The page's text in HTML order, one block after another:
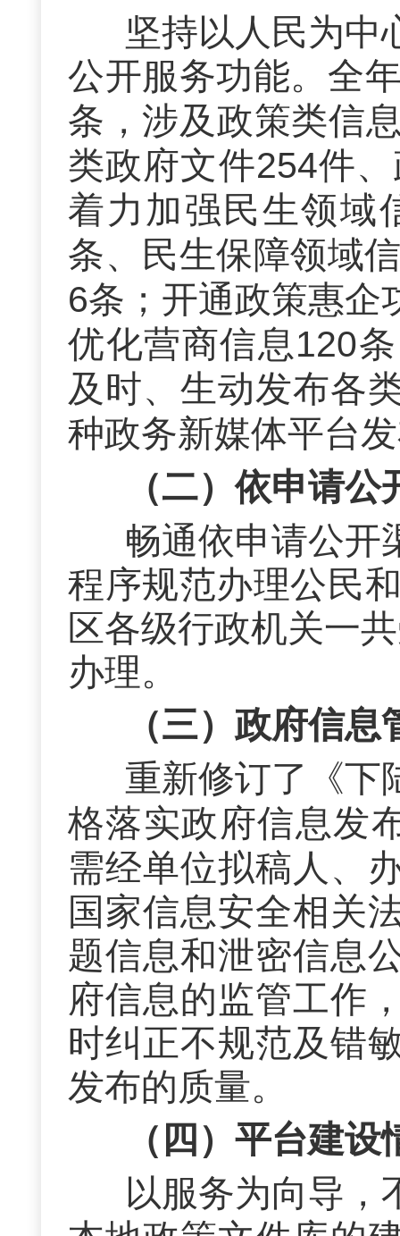
坚持以人民为中
公开服务功能。全
条，涉及政策类信
类政府文件254件
着力加强民生领域
条、民生保障领域
6条；开通政策惠企
优化营商信息120
及时、生动发布各
种政务新媒体平台
（二）依申请公
畅通依申请公开
程序规范办理公民
区各级行政机关一共
办理。
（三）政府信息
重新修订了《下
格落实政府信息发
需经单位拟稿人、
国家信息安全相关
题信息和泄密信息
府信息的监管工作
时纠正不规范及错
发布的质量。
（四）平台建设
以服务为向导，